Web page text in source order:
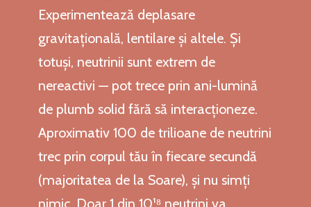
Experimentează deplasare
gravitațională, lentilare și altele. Și
totuși, neutrinii sunt extrem de
nereactivi — pot trece prin ani-lumină
de plumb solid fără să interacționeze.
Aproximativ 100 de trilioane de neutrini
trec prin corpul tău în fiecare secundă
(majoritatea de la Soare), și nu simți
nimic. Doar 1 din 10¹⁸ neutrini va